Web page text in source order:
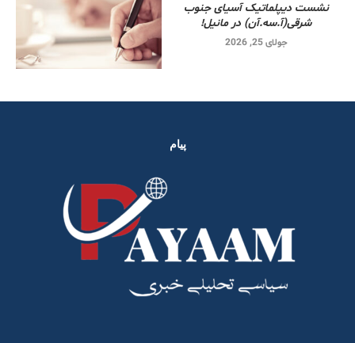
نشست دیپلماتیک آسیای جنوب
شرقی‌(آ.سه.آن) در مانیل!
جولای 25, 2026
پیام